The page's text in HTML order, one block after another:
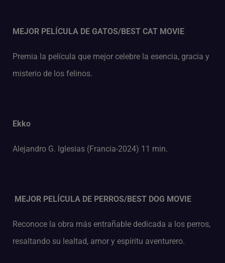
MEJOR PELÍCULA DE GATOS/BEST CAT MOVIE
Premia la película que mejor celebre la esencia, gracia y
misterio de los felinos.
Ekko
Alejandro G. Iglesias (Francia-2024) 11 min.
MEJOR PELÍCULA DE PERROS/BEST DOG MOVIE
Reconoce la obra más entrañable dedicada a los perros,
resaltando su lealtad, amor y espíritu aventurero.